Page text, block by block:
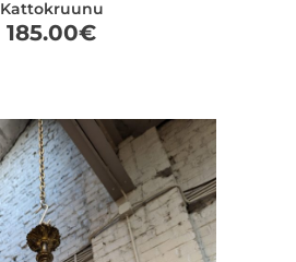
Kattokruunu
185.00€